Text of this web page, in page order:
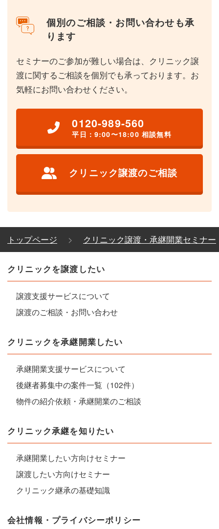
個別のご相談・お問い合わせも承
ります
セミナーのご参加が難しい場合は、クリニック譲
渡に関するご相談を個別でも承っております。お
気軽にお問い合わせください。
0120-989-560
平日：9:00〜18:00 相談無料
クリニック譲渡のご相談
トップページ クリニック譲渡・承継開業セミナー
クリニックを譲渡したい
譲渡支援サービスについて
譲渡のご相談・お問い合わせ
クリニックを承継開業したい
承継開業支援サービスについて
後継者募集中の案件一覧（102件）
物件の紹介依頼・承継開業のご相談
クリニック承継を知りたい
承継開業したい方向けセミナー
譲渡したい方向けセミナー
クリニック継承の基礎知識
会社情報・プライバシーポリシー